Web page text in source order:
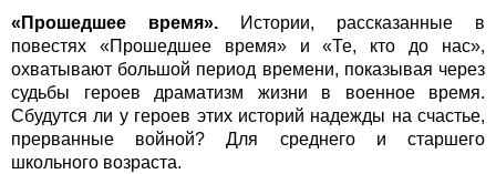
«Прошедшее время».
Истории, рассказанные в
повестях «Прошедшее время» и «Те, кто до нас»,
охватывают большой период времени, показывая через
судьбы героев драматизм жизни в военное время.
Сбудутся ли у героев этих историй надежды на счастье,
прерванные войной? Для среднего и старшего
школьного возраста.